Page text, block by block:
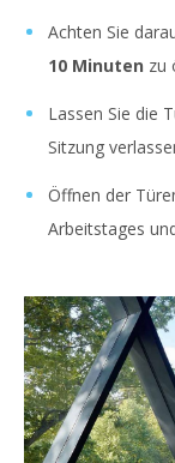
Achten Sie
10 Minuten zu
Lassen Sie die
Sitzung
Öffnen der
Arbeitstages